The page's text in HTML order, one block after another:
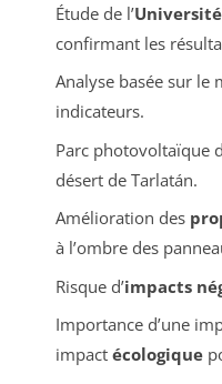
Étude de l’
confirmant les
Analyse basée sur le
indicateurs.
Parc photovoltaïque
désert de Tarlatán.
Amélioration des
à l’ombre des
Risque d’impacts
Importance d’une
impact écologique